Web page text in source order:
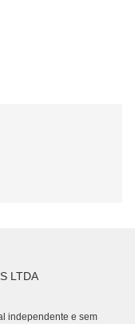
LTDA
independente e sem